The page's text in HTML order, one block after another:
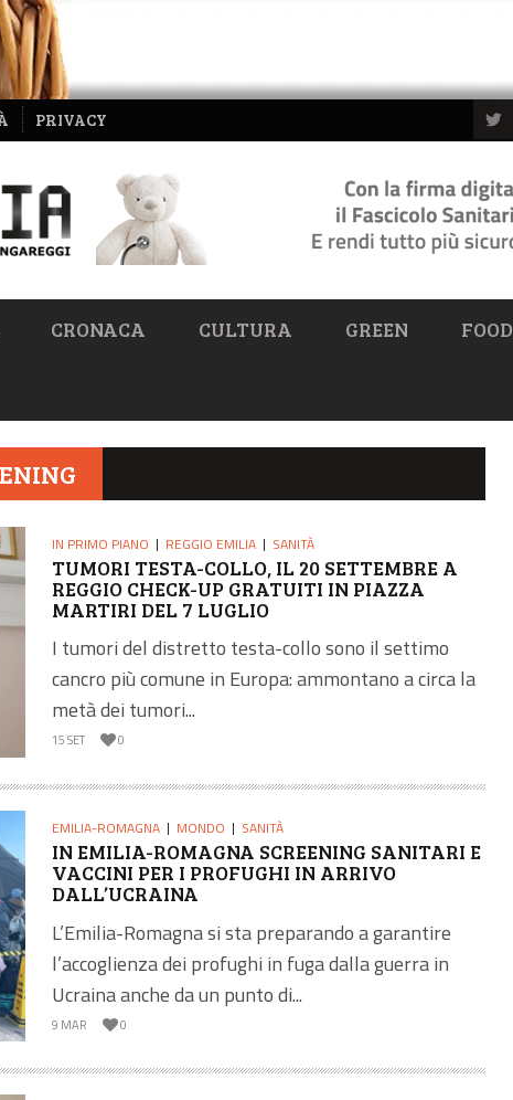
PRIVACY
CRONACA CULTURA GREEN FOOD
IN PRIMO PIANO REGGIO EMILIA SANITÀ
TUMORI TESTA-COLLO, IL 20 SETTEMBRE A
REGGIO CHECK-UP GRATUITI IN PIAZZA
MARTIRI DEL 7 LUGLIO
I tumori del distretto testa-collo sono il settimo
cancro più comune in Europa: ammontano a circa la
metà dei tumori...
15 SET 0
EMILIA-ROMAGNA MONDO SANITÀ
IN EMILIA-ROMAGNA SCREENING SANITARI E
VACCINI PER I PROFUGHI IN ARRIVO
DALL’UCRAINA
L’Emilia-Romagna si sta preparando a garantire
l’accoglienza dei profughi in fuga dalla guerra in
Ucraina anche da un punto di...
9 MAR 0